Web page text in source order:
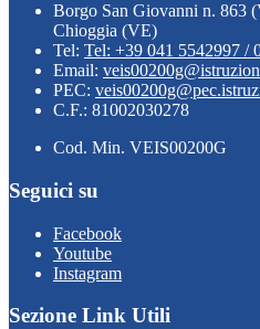
Borgo San Giovanni n. 863
Chioggia (VE)
Tel: Tel: +39 041 5542997 /
Email:
PEC:
C.F.: 81002030278
Cod. Min. VEIS00200G
Seguici su
Facebook
Youtube
Instagram
Sezione Link Utili